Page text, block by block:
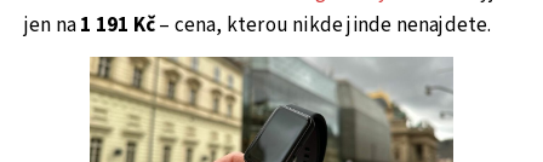
jen na1 191 Kč– cena, kterou nikde jinde nenajdete.